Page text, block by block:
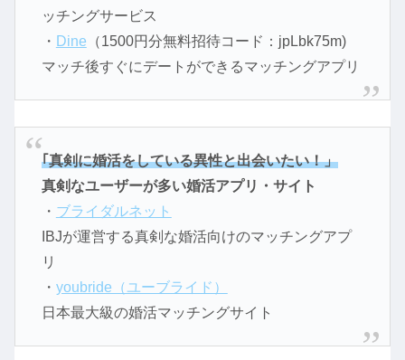
ッチングサービス
・ Dine （1500円分無料招待コード：jpLbk75m)
マッチ後すぐにデートができるマッチングアプリ
｢真剣に婚活をしている異性と出会いたい！」
真剣なユーザーが多い婚活アプリ・サイト
・ ブライダルネット
IBJが運営する真剣な婚活向けのマッチングアプ
リ
・ youbride（ユーブライド）
日本最大級の婚活マッチングサイト